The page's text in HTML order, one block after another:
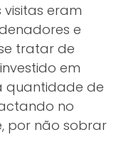
visitas eram
e
tratar de
em
quantidade de
no
por não sobrar